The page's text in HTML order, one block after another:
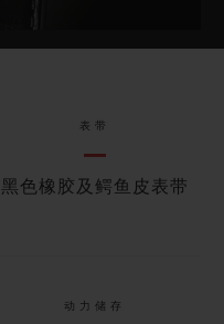
表带
黑色橡胶及鳄鱼皮表带
动力储存